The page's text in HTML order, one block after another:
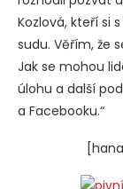
Kozlová, kteří si
sudu. Věřím, že
Jak se mohou
úlohu a další
a Facebooku.“